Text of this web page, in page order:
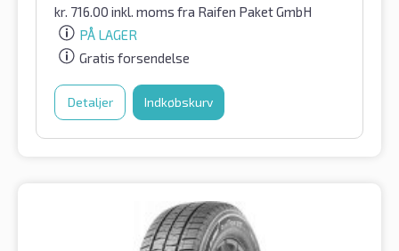
kr. 716.00 inkl. moms fra Raifen Paket GmbH
PÅ LAGER
Gratis forsendelse
Detaljer Indkøbskurv